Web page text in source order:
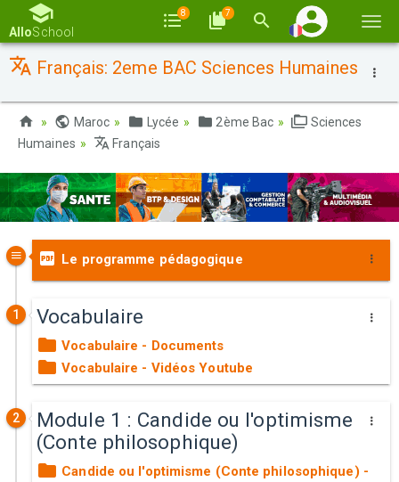
la
AlloSchool
8 7
Français: 2eme BAC Sciences Humaines
Maroc Lycée 2ème Bac
Sciences
Humaines
Français
Le programme pédagogique
1 Vocabulaire
Vocabulaire - Documents
Vocabulaire - Vidéos Youtube
2
Module 1 : Candide ou l'optimisme
(Conte philosophique)
Candide ou l'optimisme (Conte philosophique) -